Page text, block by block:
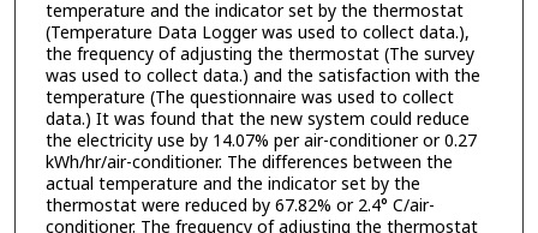
temperature and the indicator set by the thermostat
(Temperature Data Logger was used to collect data.),
the frequency of adjusting the thermostat (The survey
was used to collect data.) and the satisfaction with the
temperature (The questionnaire was used to collect
data.) It was found that the new system could reduce
the electricity use by 14.07% per air-conditioner or 0.27
kWh/hr/air-conditioner. The differences between the
actual temperature and the indicator set by the
thermostat were reduced by 67.82% or 2.4° C/air-
conditioner. The frequency of adjusting the thermostat